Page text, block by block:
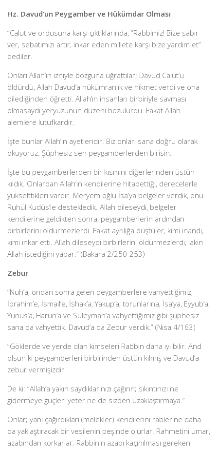
Hz. Davud’un Peygamber ve Hükümdar Olması
“Calut ve ordusuna karşı çıktıklarında, “Rabbimiz! Bize sabır
ver, sebatımızı artır, inkar eden millete karşı bize yardım et”
dediler.
Onları Allah’ın izniyle bozguna uğrattılar; Davud Calut’u
öldürdü, Allah Davud’a hükümranlık ve hikmet verdi ve ona
dilediğinden öğretti. Allah’ın insanları birbiriyle savması
olmasaydı yeryüzünün düzeni bozulurdu. Fakat Allah
alemlere lutufkardır.
İşte bunlar Allah’ın ayetleridir. Biz onları sana doğru olarak
okuyoruz. Şüphesiz sen peygamberlerden birisin.
İşte bu peygamberlerden bir kısmını diğerlerinden üstün
kıldık. Onlardan Allah’ın kendilerine hitabettiği, derecelerle
yükselttikleri vardır. Meryem oğlu İsa’ya belgeler verdik, onu
Ruhül Kudüs’le destekledik. Allah dileseydi, belgeler
kendilerine geldikten sonra, peygamberlerin ardından
birbirlerini öldürmezlerdi. Fakat ayrılığa düştüler, kimi inandı,
kimi inkar etti. Allah dileseydi birbirlerini öldürmezlerdi, lakin
Allah istediğini yapar.” (Bakara 2/250-253)
Zebur
“Nuh’a, ondan sonra gelen peygamberlere vahyettiğimiz,
İbrahim’e, İsmail’e, İshak’a, Yakup’a, torunlarına, İsa’ya, Eyyub’a,
Yunus’a, Harun’a ve Süleyman’a vahyettiğimiz gibi şüphesiz
sana da vahyettik. Davud’a da Zebur verdik.” (Nisa 4/163)
“Göklerde ve yerde olan kimseleri Rabbin daha iyi bilir. And
olsun ki peygamberleri birbirinden üstün kılmış ve Davud’a
zebur vermişizdir.
De ki: “Allah’a yakın saydıklarınızı çağırın; sıkıntınızı ne
gidermeye güçleri yeter ne de sizden uzaklaştırmaya.”
Onlar; yani çağırdıkları (melekler) kendilerini rablerine daha
da yaklaştıracak bir vesilenin peşinde olurlar. Rahmetini umar,
azabından korkarlar. Rabbinin azabı kaçınılması gereken